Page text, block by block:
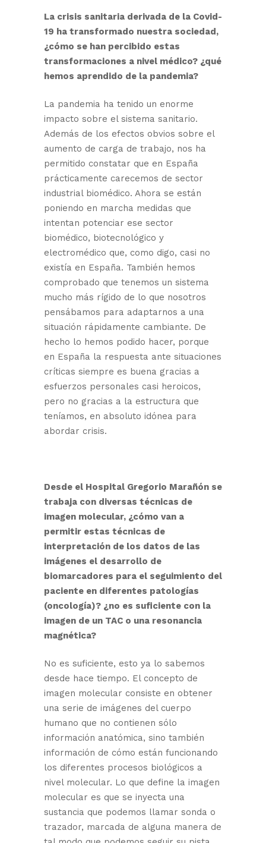
La crisis sanitaria derivada de la Covid-
19 ha transformado nuestra sociedad,
¿cómo se han percibido estas
transformaciones a nivel médico? ¿qué
hemos aprendido de la pandemia?
La pandemia ha tenido un enorme
impacto sobre el sistema sanitario.
Además de los efectos obvios sobre el
aumento de carga de trabajo, nos ha
permitido constatar que en España
prácticamente carecemos de sector
industrial biomédico. Ahora se están
poniendo en marcha medidas que
intentan potenciar ese sector
biomédico, biotecnológico y
electromédico que, como digo, casi no
existía en España. También hemos
comprobado que tenemos un sistema
mucho más rígido de lo que nosotros
pensábamos para adaptarnos a una
situación rápidamente cambiante. De
hecho lo hemos podido hacer, porque
en España la respuesta ante situaciones
críticas siempre es buena gracias a
esfuerzos personales casi heroicos,
pero no gracias a la estructura que
teníamos, en absoluto idónea para
abordar crisis.
Desde el Hospital Gregorio Marañón se
trabaja con diversas técnicas de
imagen molecular, ¿cómo van a
permitir estas técnicas de
interpretación de los datos de las
imágenes el desarrollo de
biomarcadores para el seguimiento del
paciente en diferentes patologías
(oncología)? ¿no es suficiente con la
imagen de un TAC o una resonancia
magnética?
No es suficiente, esto ya lo sabemos
desde hace tiempo. El concepto de
imagen molecular consiste en obtener
una serie de imágenes del cuerpo
humano que no contienen sólo
información anatómica, sino también
información de cómo están funcionando
los diferentes procesos biológicos a
nivel molecular. Lo que define la imagen
molecular es que se inyecta una
sustancia que podemos llamar sonda o
trazador, marcada de alguna manera de